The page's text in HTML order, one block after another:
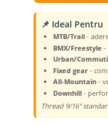
📌 Ideal Pentru
MTB/Trail-
BMX/Freestyle -
Urban/
Fixed gear-
All-Mountain-
Downhill-
Thread 9/16"